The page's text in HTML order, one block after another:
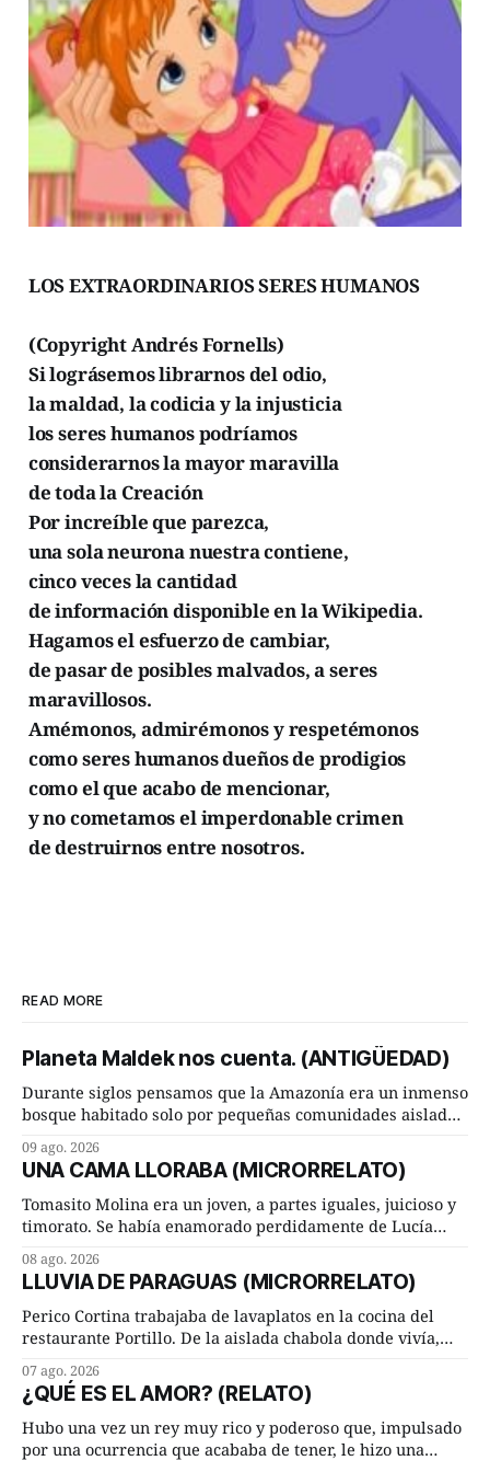
LOS EXTRAORDINARIOS SERES HUMANOS
(Copyright Andrés Fornells)
Si lográsemos librarnos del odio,
la maldad, la codicia y la injusticia
los seres humanos podríamos
considerarnos la mayor maravilla
de toda la Creación
Por increíble que parezca,
una sola neurona nuestra contiene,
cinco veces la cantidad
de información disponible en la Wikipedia.
Hagamos el esfuerzo de cambiar,
de pasar de posibles malvados, a seres
maravillosos.
Amémonos, admirémonos y respetémonos
como seres humanos dueños de prodigios
como el que acabo de mencionar,
y no cometamos el imperdonable crimen
de destruirnos entre nosotros.
READ MORE
Planeta Maldek nos cuenta. (ANTIGÜEDAD)
Durante siglos pensamos que la Amazonía era un inmenso
bosque habitado solo por pequeñas comunidades aisladas.
incompleta. Un equipo internacional de arqueólogos,
liderado por el investigador finlandés Martti Pärssinen,
de la Universidad de Helsinki, junto con especialistas de
Brasil y
09 ago. 2026
UNA CAMA LLORABA (MICRORRELATO)
Tomasito Molina era un joven, a partes iguales, juicioso y
timorato. Se había enamorado perdidamente de Lucía
ambos les iba de maravilla. Pero mantenían absoluta
discrepancia en un deseo ineluctable por parte de ella.
Lucía Arriate quería que ellos
08 ago. 2026
LLUVIA DE PARAGUAS (MICRORRELATO)
Perico Cortina trabajaba de lavaplatos en la cocina del
restaurante Portillo. De la aislada chabola donde vivía,
cuarto de hora andando a buen paso. Cierta noche,
terminada su jornada laboral caminaba él hacía su mísera
morada cundo comenzó a llover
07 ago. 2026
¿QUÉ ES EL AMOR? (RELATO)
Hubo una vez un rey muy rico y poderoso que, impulsado
por una ocurrencia que acababa de tener, le hizo una